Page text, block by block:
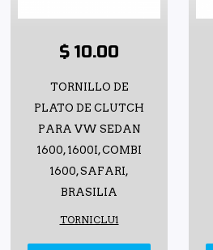
$ 10.00
TORNILLO DE
PLATO DE CLUTCH
PARA VW SEDAN
1600, 1600I, COMBI
1600, SAFARI,
BRASILIA
TORNICLU1